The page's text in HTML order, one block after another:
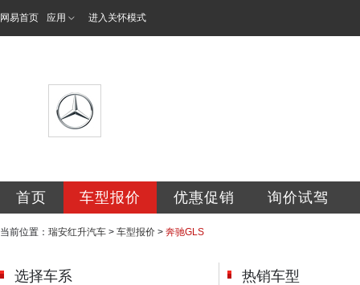
网易首页 应用 进入关怀模式
首页 车型报价 优惠促销 询价试驾
当前位置： 瑞安红升汽车 > 车型报价 > 奔驰GLS
选择车系 热销车型